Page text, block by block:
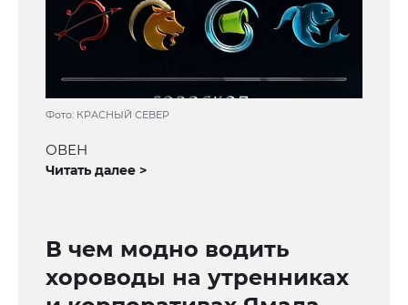
Фото: КРАСНЫЙ СЕВЕР
ОВЕН
Читать далее >
В чем модно водить
хороводы на утренниках